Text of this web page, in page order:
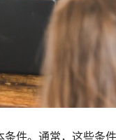
件。通常，这些条